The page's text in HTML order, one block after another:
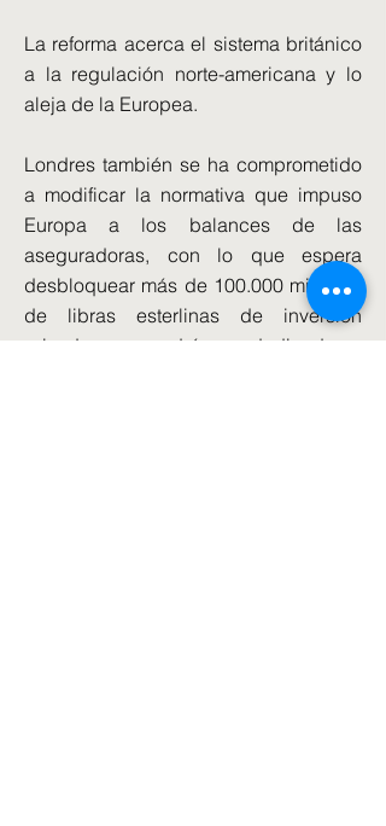
La reforma acerca el sistema británico
a la regulación norte-americana y lo
aleja de la Europea.
Londres también se ha comprometido
a modificar la normativa que impuso
Europa a los balances de las
aseguradoras, con lo que espera
desbloquear más de 100.000 millones
de libras esterlinas de inversión
privada, que po-drán ser dedicados a